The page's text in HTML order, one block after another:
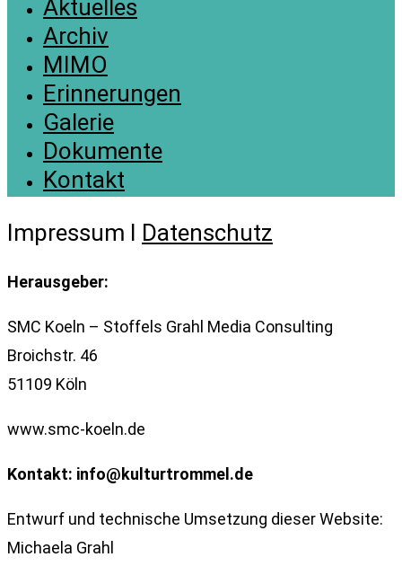
Aktuelles
Archiv
MIMO
Erinnerungen
Galerie
Dokumente
Kontakt
Impressum I Datenschutz
Herausgeber:
SMC Koeln – Stoffels Grahl Media Consulting
Broichstr. 46
51109 Köln
www.smc-koeln.de
Kontakt: info@kulturtrommel.de
Entwurf und technische Umsetzung dieser Website:
Michaela Grahl